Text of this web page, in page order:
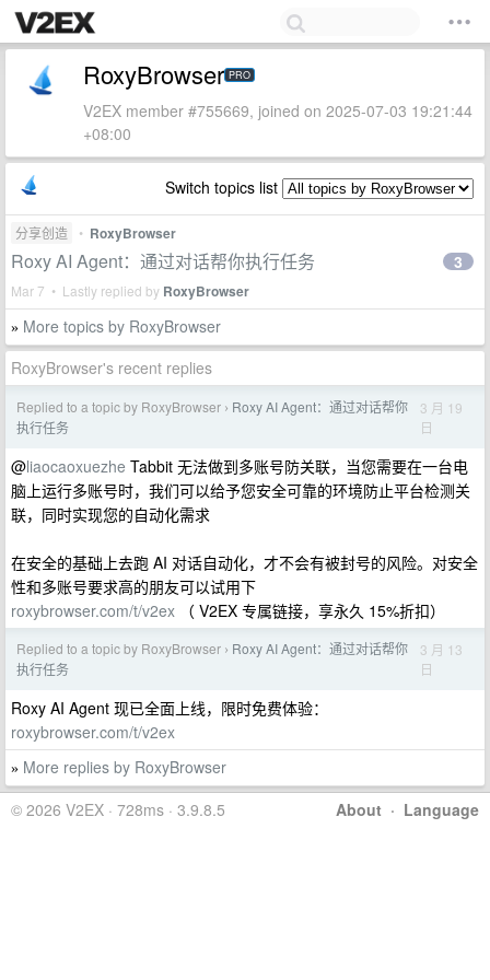
RoxyBrowser PRO
V2EX member #755669, joined on 2025-07-03 19:21:44
+08:00
Switch topics list
分享创造 • RoxyBrowser
Roxy AI Agent：通过对话帮你执行任务
Mar 7 • Lastly replied by RoxyBrowser
3
» More topics by RoxyBrowser
RoxyBrowser's recent replies
Replied to a topic by RoxyBrowser › Roxy AI Agent：通过对话帮你
执行任务
3 月 19
日
@liaocaoxuezhe Tabbit 无法做到多账号防关联，当您需要在一台电
脑上运行多账号时，我们可以给予您安全可靠的环境防止平台检测关
联，同时实现您的自动化需求
在安全的基础上去跑 AI 对话自动化，才不会有被封号的风险。对安全
性和多账号要求高的朋友可以试用下
roxybrowser.com/t/v2ex （ V2EX 专属链接，享永久 15%折扣）
Replied to a topic by RoxyBrowser › Roxy AI Agent：通过对话帮你
执行任务
3 月 13
日
Roxy AI Agent 现已全面上线，限时免费体验：
roxybrowser.com/t/v2ex
» More replies by RoxyBrowser
About · Language
© 2026 V2EX · 728ms · 3.9.8.5